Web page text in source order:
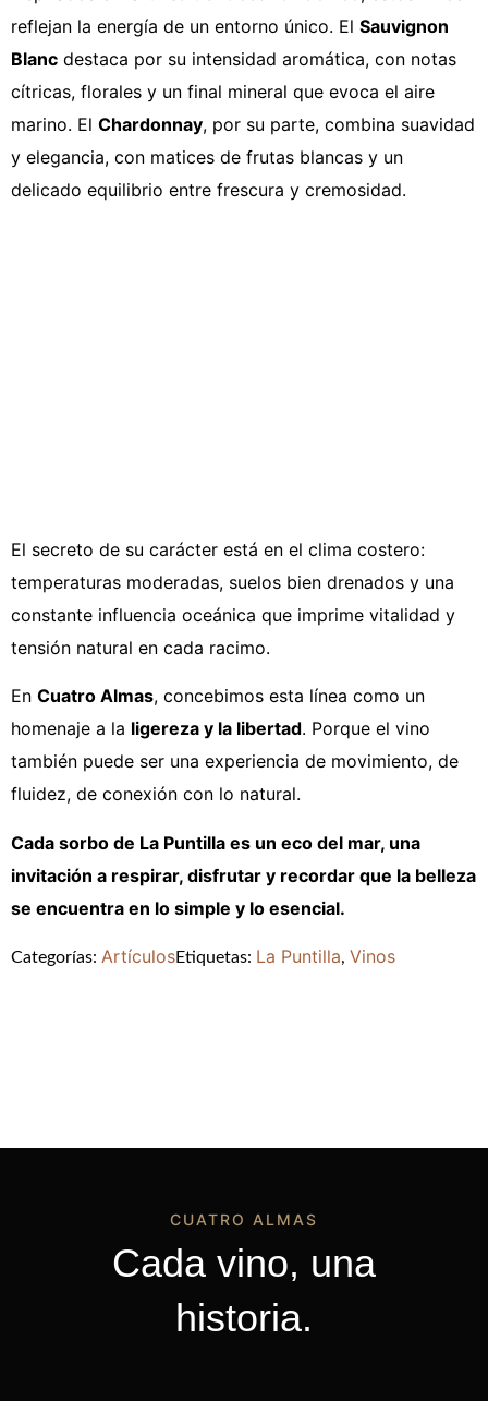
reflejan la energía de un entorno único. El Sauvignon
Blanc destaca por su intensidad aromática, con notas
cítricas, florales y un final mineral que evoca el aire
marino. El Chardonnay, por su parte, combina suavidad
y elegancia, con matices de frutas blancas y un
delicado equilibrio entre frescura y cremosidad.
El secreto de su carácter está en el clima costero:
temperaturas moderadas, suelos bien drenados y una
constante influencia oceánica que imprime vitalidad y
tensión natural en cada racimo.
En Cuatro Almas, concebimos esta línea como un
homenaje a la ligereza y la libertad. Porque el vino
también puede ser una experiencia de movimiento, de
fluidez, de conexión con lo natural.
Cada sorbo de La Puntilla es un eco del mar, una
invitación a respirar, disfrutar y recordar que la belleza
se encuentra en lo simple y lo esencial.
Categorías: ArtículosEtiquetas: La Puntilla, Vinos
CUATRO ALMAS
Cada vino, una
historia.